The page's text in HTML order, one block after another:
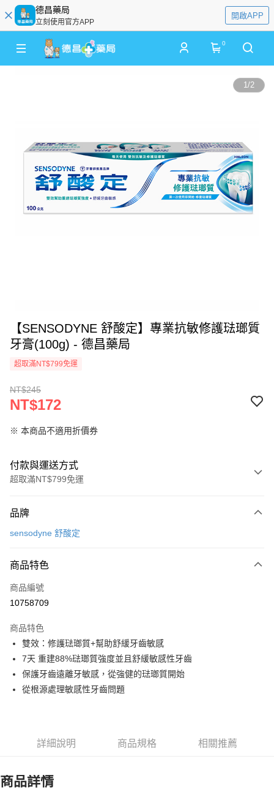
德昌藥局
立刻使用官方APP
開啟APP
0
1/2
【SENSODYNE 舒酸定】專業抗敏修護琺瑯質
牙膏(100g) - 德昌藥局
超取滿NT$799免運
NT$245
NT$172
※ 本商品不適用折價券
付款與運送方式
超取滿NT$799免運
信用卡一次付款
3 期 0 利率 每期
合作金庫商業銀行
上海商業儲蓄銀行
臺灣中小企業銀行
匯豐（台灣）商業銀行
華泰商業銀行
聯邦商業銀行
遠東國際商業銀行
元大商業銀行
永豐商業銀行
玉山商業銀行
合作金庫商業銀行
上海商業儲蓄銀行
國泰世華商業銀行
兆豐國際商業銀行
匯豐（台灣）商業銀行
華泰商業銀行
聯邦商業銀行
遠東國際商業銀行
元大商業銀行
超商取貨付款
LINE Pay
Apple Pay
街口支付
悠遊付
全盈+PAY
相關說明
品牌
sensodyne 舒酸定
商品特色
商品編號
10758709
商品特色
雙效：修護琺瑯質+幫助舒緩牙齒敏感
7天 重建88%琺瑯質強度並且舒緩敏感性牙齒
保護牙齒遠離牙敏感，從強健的琺瑯質開始
從根源處理敏感性牙齒問題
詳細說明 商品規格 相關推薦
商品詳情